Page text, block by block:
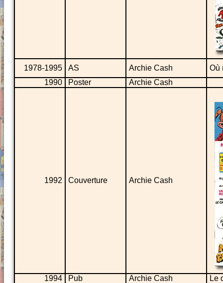
1978-1995 AS Archie Cash
Où
1990
Poster Archie Cash
1992 Couverture Archie Cash
1994 Pub Archie Cash Le